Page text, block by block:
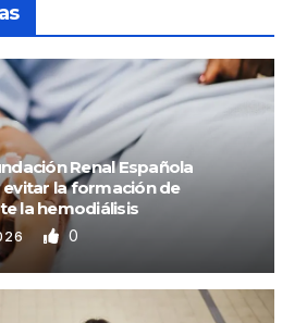
Renal Española
la formación de
la hemodiálisis
0